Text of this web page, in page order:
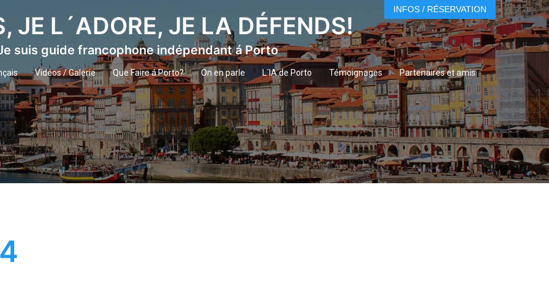
JE L´ADORE, JE LA DÉFENDS!
suis guide francophone indépendant á Porto
Vidéos / Galerie Que Faire á Porto? On en parle L´IA de Porto Témoignages Partenaires et amis
INFOS / RÉSERVATION